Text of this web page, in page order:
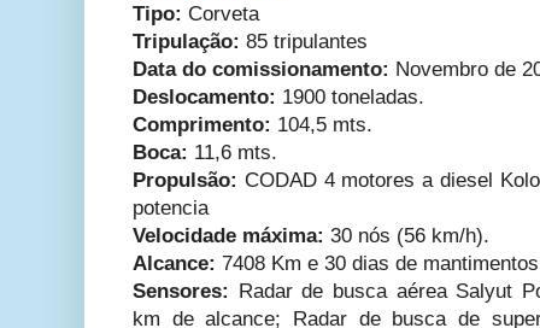
Tipo: Corveta
Tripulação: 85 tripulantes
Data do comissionamento: Novembro de
Deslocamento: 1900 toneladas.
Comprimento: 104,5 mts.
Boca: 11,6 mts.
Propulsão: CODAD 4 motores a diesel
potencia
Velocidade máxima: 30 nós (56 km/h).
Alcance: 7408 Km e 30 dias de
Sensores: Radar de busca aérea Salyut
km de alcance; Radar de busca de